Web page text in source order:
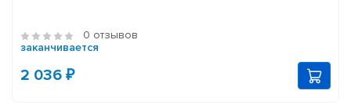
0 отзывов
заканчивается
2 036 ₽